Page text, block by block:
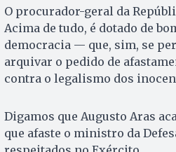
O procurador-geral da
Acima de tudo, é dotado de
democracia — que, sim, se
arquivar o pedido de
contra o legalismo dos
Digamos que Augusto Aras
que afaste o ministro da